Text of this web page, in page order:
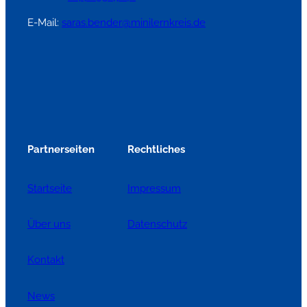
E-Mail: saras.bender@minilernkreis.de
Partnerseiten
Startseite
Über uns
Kontakt
News
Rechtliches
Impressum
Datenschutz